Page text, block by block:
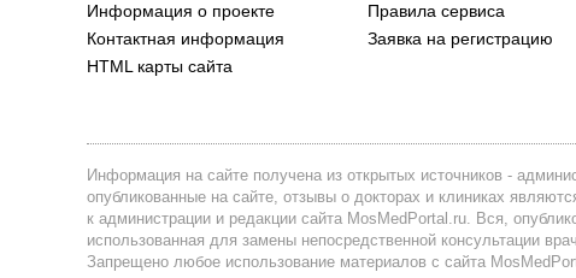
Информация о проекте
Контактная информация
HTML карты сайта
Правила сервиса
Заявка на регистрацию
Информация на сайте получена из открытых источников -
опубликованные на сайте, отзывы о докторах и клиниках
к администрации и редакции сайта MosMedPortal.ru. Вся,
использованная для замены непосредственной консультации
Запрещено любое использование материалов с сайта